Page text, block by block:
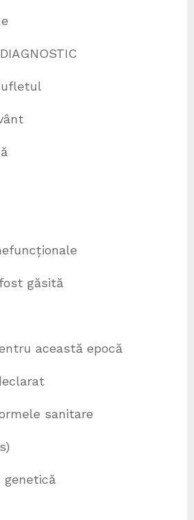
găsită
această epocă
sanitare
genetică